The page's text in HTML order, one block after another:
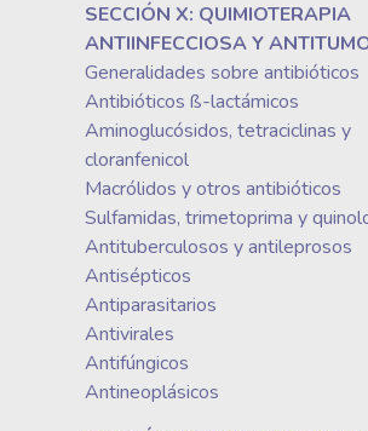
SECCIÓN X: QUIMIOTERAPIA
ANTIINFECCIOSA Y
Generalidades sobre antibióticos
Antibióticos ß-lactámicos
Aminoglucósidos, tetraciclinas y
cloranfenicol
Macrólidos y otros antibióticos
Sulfamidas, trimetoprima y
Antituberculosos y antileprosos
Antisépticos
Antiparasitarios
Antivirales
Antifúngicos
Antineoplásicos